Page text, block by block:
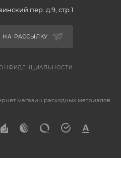
пер. д.9, стр.1
НА РАССЫЛКУ
магазин расходных метриалов